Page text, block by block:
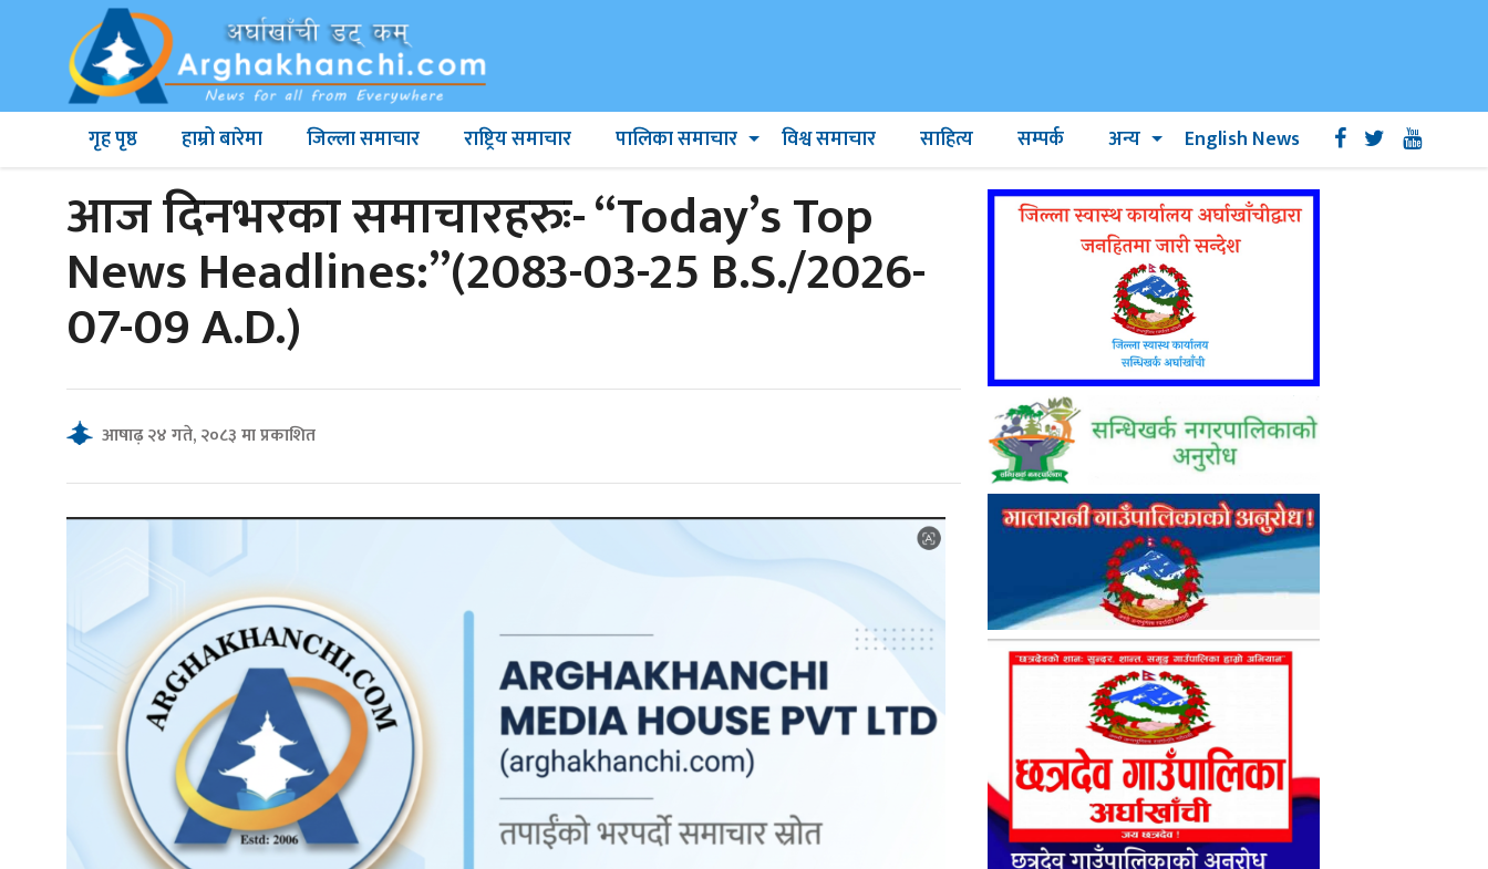
गृह पृष्ठ हाम्रो बारेमा जिल्ला समाचार राष्ट्रिय समाचार पालिका समाचार विश्व समाचार साहित्य सम्पर्क अन्य English News
आज दिनभरका समाचारहरुः- “Today’s Top
News Headlines:”(2083-03-25 B.S./2026-
07-09 A.D.)
आषाढ़ २४ गते, २०८३ मा प्रकाशित